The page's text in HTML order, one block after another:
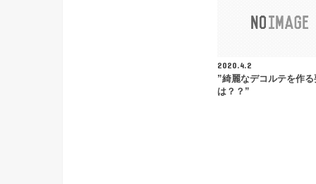
2020.4.2
”綺麗なデコルテを作る
は？？”